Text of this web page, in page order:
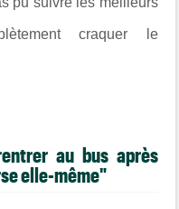
craquer le
au bus après
elle-même"